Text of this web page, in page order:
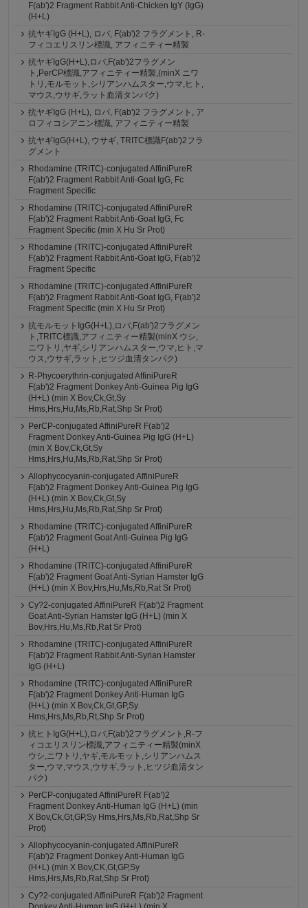
F(ab')2 Fragment Rabbit Anti-Chicken IgY (IgG)
(H+L)
抗ヤギIgG (H+L), ロバ, F(ab')2 フラグメント, R-
フィコエリスリン標識, アフィニティー精製
抗ヤギIgG(H+L),ロバ,F(ab')2フラグメン
ト,PerCP標識,アフィニティー精製,(minX ニワ
トリ,モルモット,シリアンハムスター,ウマ,ヒト,
マウス,ウサギ,ラット血清タンパク)
抗ヤギIgG (H+L), ロバ, F(ab')2 フラグメント, ア
ロフィコシアニン標識, アフィニティー精製
抗ヤギIgG(H+L), ウサギ, TRITC標識F(ab')2フラ
グメント
Rhodamine (TRITC)-conjugated AffiniPureR
F(ab')2 Fragment Rabbit Anti-Goat IgG, Fc
Fragment Specific
Rhodamine (TRITC)-conjugated AffiniPureR
F(ab')2 Fragment Rabbit Anti-Goat IgG, Fc
Fragment Specific (min X Hu Sr Prot)
Rhodamine (TRITC)-conjugated AffiniPureR
F(ab')2 Fragment Rabbit Anti-Goat IgG, F(ab')2
Fragment Specific
Rhodamine (TRITC)-conjugated AffiniPureR
F(ab')2 Fragment Rabbit Anti-Goat IgG, F(ab')2
Fragment Specific (min X Hu Sr Prot)
抗モルモットIgG(H+L),ロバ,F(ab')2フラグメン
ト,TRITC標識,アフィニティー精製(minX ウシ,
ニワトリ,ヤギ,シリアンハムスター,ウマ,ヒト,マ
ウス,ウサギ,ラット,ヒツジ血清タンパク)
R-Phycoerythrin-conjugated AffiniPureR
F(ab')2 Fragment Donkey Anti-Guinea Pig IgG
(H+L) (min X Bov,Ck,Gt,Sy
Hms,Hrs,Hu,Ms,Rb,Rat,Shp Sr Prot)
PerCP-conjugated AffiniPureR F(ab')2
Fragment Donkey Anti-Guinea Pig IgG (H+L)
(min X Bov,Ck,Gt,Sy
Hms,Hrs,Hu,Ms,Rb,Rat,Shp Sr Prot)
Allophycocyanin-conjugated AffiniPureR
F(ab')2 Fragment Donkey Anti-Guinea Pig IgG
(H+L) (min X Bov,Ck,Gt,Sy
Hms,Hrs,Hu,Ms,Rb,Rat,Shp Sr Prot)
Rhodamine (TRITC)-conjugated AffiniPureR
F(ab')2 Fragment Goat Anti-Guinea Pig IgG
(H+L)
Rhodamine (TRITC)-conjugated AffiniPureR
F(ab')2 Fragment Goat Anti-Syrian Hamster IgG
(H+L) (min X Bov,Hrs,Hu,Ms,Rb,Rat Sr Prot)
Cy?2-conjugated AffiniPureR F(ab')2 Fragment
Goat Anti-Syrian Hamster IgG (H+L) (min X
Bov,Hrs,Hu,Ms,Rb,Rat Sr Prot)
Rhodamine (TRITC)-conjugated AffiniPureR
F(ab')2 Fragment Rabbit Anti-Syrian Hamster
IgG (H+L)
Rhodamine (TRITC)-conjugated AffiniPureR
F(ab')2 Fragment Donkey Anti-Human IgG
(H+L) (min X Bov,Ck,Gt,GP,Sy
Hms,Hrs,Ms,Rb,Rt,Shp Sr Prot)
抗ヒトIgG(H+L),ロバ,F(ab')2フラグメント,R-フ
ィコエリスリン標識,アフィニティー精製(minX
ウシ,ニワトリ,ヤギ,モルモット,シリアンハムス
ター,ウマ,マウス,ウサギ,ラット,ヒツジ血清タン
パク)
PerCP-conjugated AffiniPureR F(ab')2
Fragment Donkey Anti-Human IgG (H+L) (min
X Bov,Ck,Gt,GP,Sy Hms,Hrs,Ms,Rb,Rat,Shp Sr
Prot)
Allophycocyanin-conjugated AffiniPureR
F(ab')2 Fragment Donkey Anti-Human IgG
(H+L) (min X Bov,CK,Gt,GP,Sy
Hms,Hrs,Ms,Rb,Rat,Shp Sr Prot)
Cy?2-conjugated AffiniPureR F(ab')2 Fragment